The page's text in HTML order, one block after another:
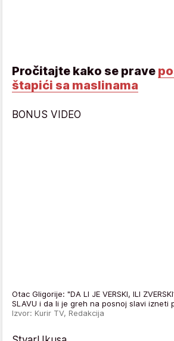
Pročitajte kako se prave
štapići sa maslinama
BONUS VIDEO
Otac Gligorije: "DA LI JE VERSKI, ILI
SLAVU i da li je greh na posnoj slavi izneti
Izvor: Kurir TV, Redakcija